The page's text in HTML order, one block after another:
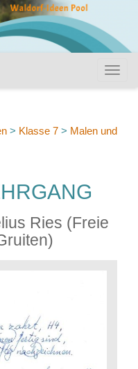
> Klasse 7 > Malen und
Ries (Freie